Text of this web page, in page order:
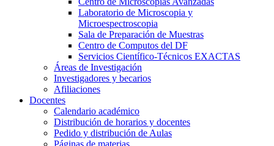
Laboratorio de Microscopia y
Microespectroscopia
Sala de Preparación de Muestras
Centro de Computos del DF
Servicios Científico-Técnicos EXACTAS
Áreas de Investigación
Investigadores y becarios
Afiliaciones
Docentes
Calendario académico
Distribución de horarios y docentes
Pedido y distribución de Aulas
Páginas de materias